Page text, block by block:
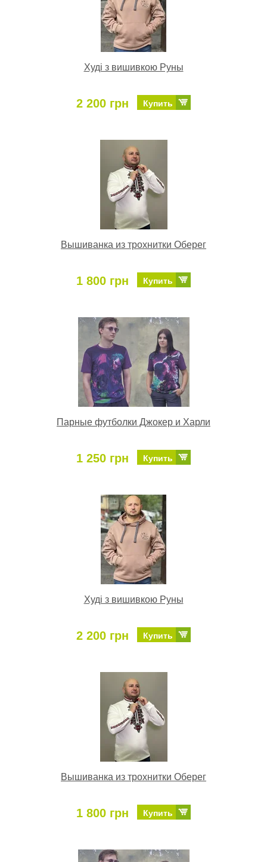
Худі з вишивкою Руны
2 200 грн Купить
Вышиванка из трохнитки Оберег
1 800 грн Купить
Парные футболки Джокер и Харли
1 250 грн Купить
Худі з вишивкою Руны
2 200 грн Купить
Вышиванка из трохнитки Оберег
1 800 грн Купить